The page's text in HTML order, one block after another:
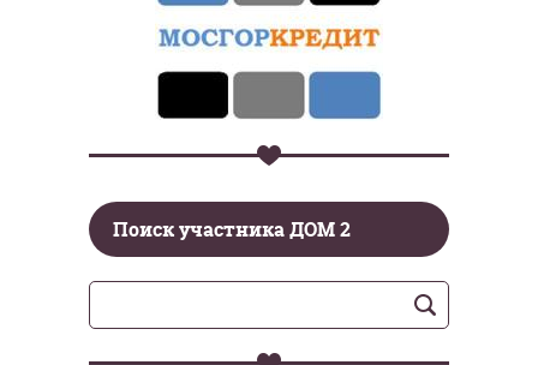
Поиск участника ДОМ 2